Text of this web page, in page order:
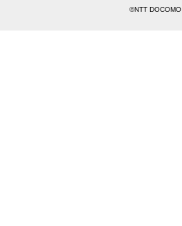
©NTT DOCOMO